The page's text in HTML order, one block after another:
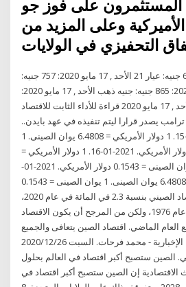
المستثمرون على فوز جو
الأميركية وعلى المزيد من
التحفيزي في الولايات
الأحد , 17 مايو 2020: 649 جنيه: عيار 21 الأحد , 17 مايو 2020: 757 جنيه:
عيار 24 الأحد , 17 مايو 2020: 865 جنيه: جنيه ذهب الأحد , 17 مايو 2020:
6056 جنيه: الاونصة الأحد , 17 مايو 2020 قراءة للأداء الثابت للاقتصاد
في عام 2020 ترامب يصدر قرارا ليتم تنفيذه في عهد بايدن..
والأخير يرفضه 2021-01-15. 1 دولار الأمريكي = 6.4808 يوان الصينى. 1
يوان الصينى = 0.1543 دولار الأمريكي. 2021-01-16. 1 دولار الأمريكي =
6.4808 يوان الصينى. 1 يوان الصينى = 0.1543 دولار الأمريكي. 2021-01-
17. 1 دولار الأمريكي = 6.4808 يوان الصينى. 1 يوان الصينى = 0.1543
دولار الأمريكي. نما الاقتصاد الصيني بنسبة 2.3 في المائة في عام 2020،
وهو أدنى معدل نمو منذ عام 1976، ولكن من المرجح أن يكون الاقتصاد
العام الماضي. اقتصاد الصين يتعافى والجميع
يغرق في الانكماش. العين الإخبارية - محمد فرحات. السبت 2020/12/26
الصين ستصبح أكبر اقتصاد في العالم بحلول
الاقتصادية إن الصين ستصبح أكبر اقتصاد في